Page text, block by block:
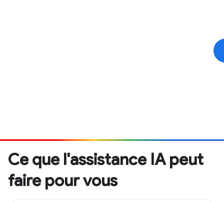
Ce que l'assistance IA peut
faire pour vous